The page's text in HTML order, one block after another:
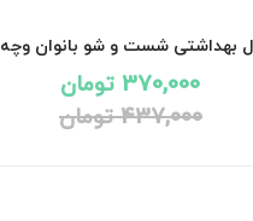
بهداشتی شست و شو بانوان وچه
370,000 تومان
437,000 تومان